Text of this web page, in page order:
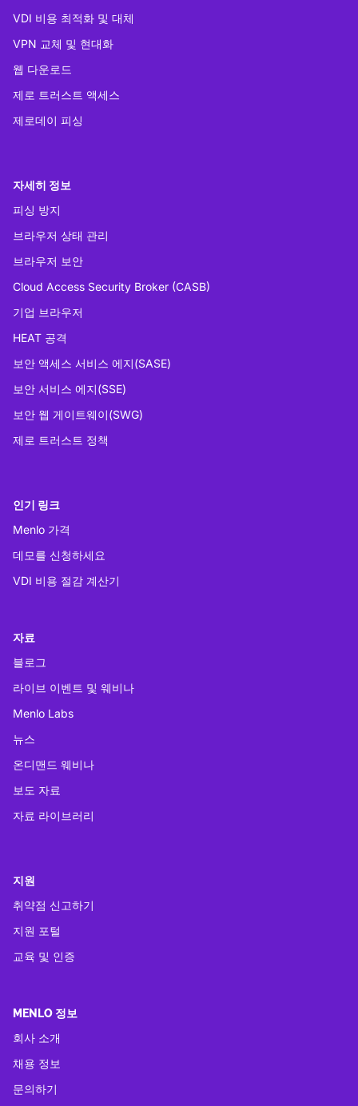
VDI 비용 최적화 및 대체
VPN 교체 및 현대화
웹 다운로드
제로 트러스트 액세스
제로데이 피싱
자세히 정보
피싱 방지
브라우저 상태 관리
브라우저 보안
Cloud Access Security Broker (CASB)
기업 브라우저
HEAT 공격
보안 액세스 서비스 에지(SASE)
보안 서비스 에지(SSE)
보안 웹 게이트웨이(SWG)
제로 트러스트 정책
인기 링크
Menlo 가격
데모를 신청하세요
VDI 비용 절감 계산기
자료
블로그
라이브 이벤트 및 웨비나
Menlo Labs
뉴스
온디맨드 웨비나
보도 자료
자료 라이브러리
지원
취약점 신고하기
지원 포털
교육 및 인증
MENLO 정보
회사 소개
채용 정보
문의하기